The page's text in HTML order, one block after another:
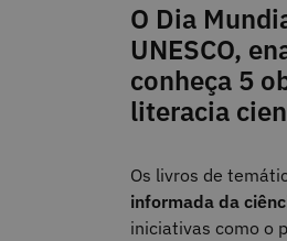
O Dia
UNESCO,
conheça 5
literacia
Os livros de
informada da
iniciativas como o